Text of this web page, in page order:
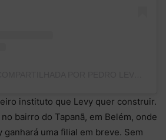
instituto que Levy quer construir.
bairro do Tapanã, em Belém, onde
uma filial em breve. Sem